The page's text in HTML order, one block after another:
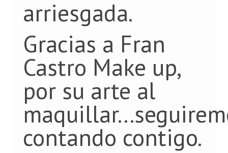
arriesgada.
Gracias a Fran
Castro Make up,
por su arte al
contando contigo.